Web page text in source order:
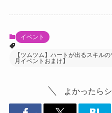
イベント
【ツムツム】ハートが出るスキル
月イベントおまけ】
よかったら